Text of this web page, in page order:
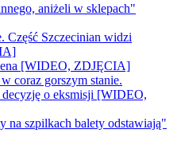
aniżeli w sklepach"
Część Szczecinian widzi
[WIDEO, ZDJĘCIA]
coraz gorszym stanie.
o eksmisji [WIDEO,
na szpilkach balety odstawiają"